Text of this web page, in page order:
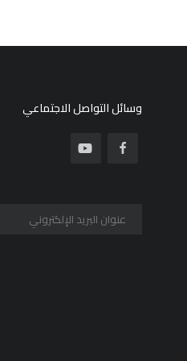
وسائل التواصل الاجتماعي